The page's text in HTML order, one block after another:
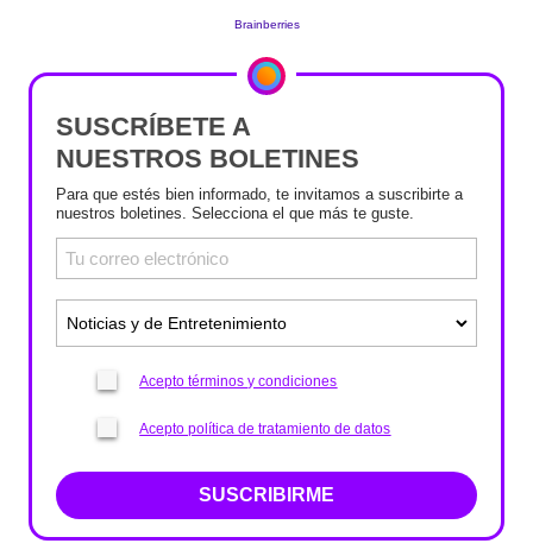
SUSCRÍBETE A
NUESTROS BOLETINES
Para que estés bien informado, te invitamos a suscribirte a
nuestros boletines. Selecciona el que más te guste.
Acepto términos y condiciones
Acepto política de tratamiento de datos
SUSCRIBIRME